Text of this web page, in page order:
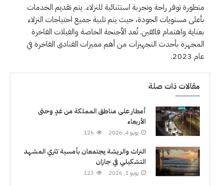
متطورة توفر راحة وتجربة استثنائية للنزلاء. يتم تقديم الخدمات
بأعلى مستويات الجودة، حيث يتم تلبية جميع احتياجات النزلاء
بعناية واهتمام فائقين. تُعد الأجنحة الخاصة والفيلات الفاخرة
المجهزة بأحدث التجهيزات من أهم مميزات الفنادق الفاخرة في
عام 2023.
مقالات ذات صلة
أمطار على مناطق المملكة من غدٍ وحتى
الأربعاء
يونيو 4, 2026 126
التراث والريشة يجتمعان بأمسية تثري المشهد
التشكيلي في جازان
يونيو 1, 2026 123